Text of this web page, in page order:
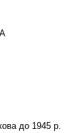
до 1945 р.